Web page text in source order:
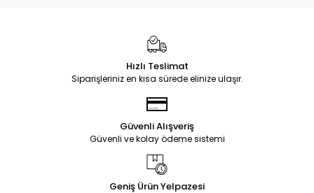
Hızlı Teslimat
Siparişleriniz en kısa sürede elinize ulaşır.
Güvenli Alışveriş
Güvenli ve kolay ödeme sistemi
Geniş Ürün Yelpazesi